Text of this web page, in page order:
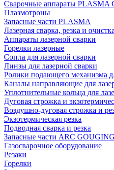
Сварочные аппараты PLASMA
Плазмотроны
Запасные части PLASMA
Лазерная сварка, резка и очистка
Аппараты лазерной сварки
Горелки лазерные
Сопла для лазерной сварки
Линзы для лазерной сварки
Ролики подающего механизма
Каналы направляющие для
Уплотнительные кольца для
Дуговая строжка и
Воздушно-дуговая строжка и
Экзотермическая резка
Подводная сварка и резка
Запасные части ARC
Газосварочное оборудование
Резаки
Горелки